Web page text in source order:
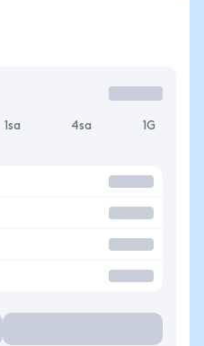
1sa 4sa 1G